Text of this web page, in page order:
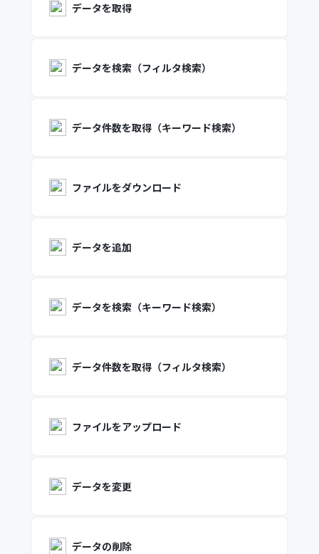
データを取得
データを検索（フィルタ検索）
データ件数を取得（キーワード検索）
ファイルをダウンロード
データを追加
データを検索（キーワード検索）
データ件数を取得（フィルタ検索）
ファイルをアップロード
データを変更
データの削除